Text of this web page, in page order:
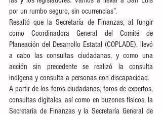
por un rumbo seguro, sin ocurrencias”.
Resaltó que la Secretaría de Finanzas, al fungir
como Coordinadora General del Comité de
Planeación del Desarrollo Estatal (COPLADE), llevó
a cabo las consultas ciudadanas, y como una
acción sin precedente se realizó la consulta
A partir de los foros ciudadanos, foros de expertos,
consultas digitales, así como en buzones físicos, la
Secretaría de Finanzas y la Secretaría General de